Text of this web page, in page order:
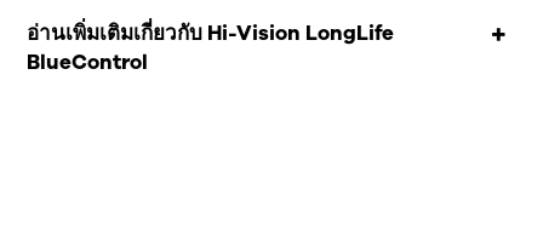
อ่านเพิ่มเติมเกี่ยวกับ Hi-Vision LongLife
BlueControl